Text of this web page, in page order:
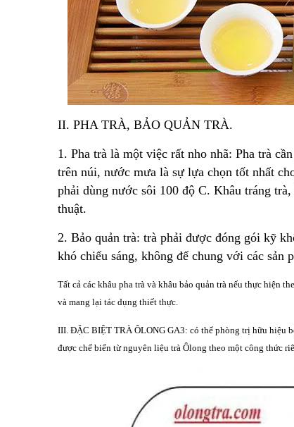
II. PHA TRÀ, BẢO QUẢN TRÀ.
1. Pha trà là một việc rất nho nhã: Pha trà
trên núi, nước mưa là sự lựa chọn tốt nhất
phải dùng nước sôi 100 độ C. Khâu tráng
thuật.
2. Bảo quản trà: trà phải được đóng gói kỹ
khó chiếu sáng, không để chung với các sản
Tất cả các khâu pha trà và khâu bảo quản trà nếu thực hiện
và mang lại tác dụng thiết thực.
III. ĐẶC BIỆT TRÀ ÔLONG GA3: có thể phòng trị hữu hiệu
được chế biến từ nguyên liệu trà Ôlong theo một công thức